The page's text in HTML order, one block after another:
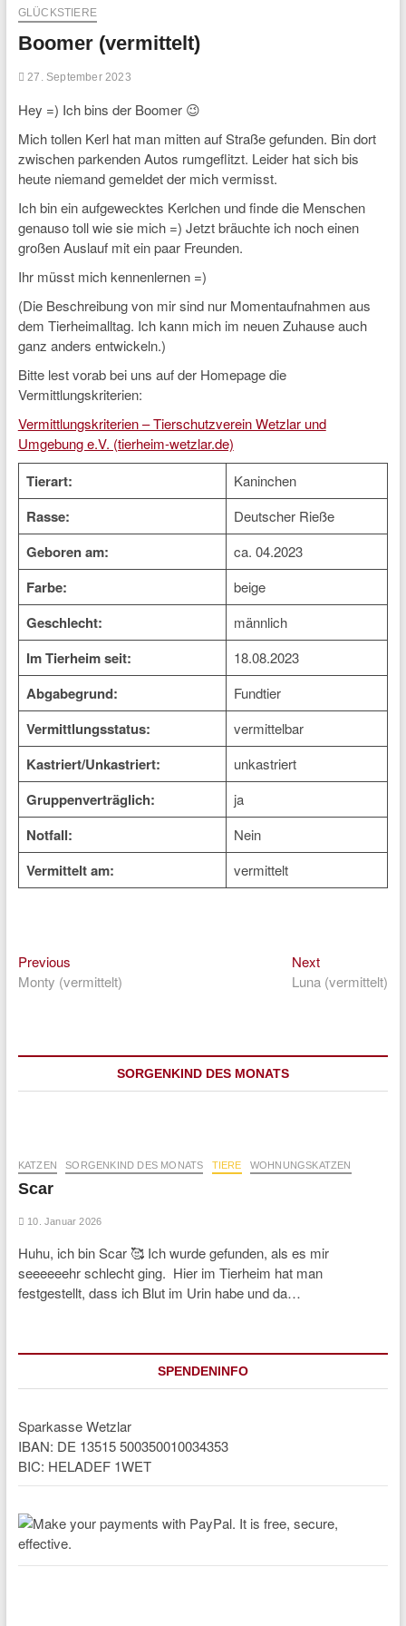
GLÜCKSTIERE
Boomer (vermittelt)
27. September 2023
Hey =) Ich bins der Boomer 😉
Mich tollen Kerl hat man mitten auf Straße gefunden. Bin dort
zwischen parkenden Autos rumgeflitzt. Leider hat sich bis
heute niemand gemeldet der mich vermisst.
Ich bin ein aufgewecktes Kerlchen und finde die Menschen
genauso toll wie sie mich =) Jetzt bräuchte ich noch einen
großen Auslauf mit ein paar Freunden.
Ihr müsst mich kennenlernen =)
(Die Beschreibung von mir sind nur Momentaufnahmen aus
dem Tierheimalltag. Ich kann mich im neuen Zuhause auch
ganz anders entwickeln.)
Bitte lest vorab bei uns auf der Homepage die
Vermittlungskriterien:
Vermittlungskriterien – Tierschutzverein Wetzlar und
Umgebung e.V. (tierheim-wetzlar.de)
Tierart: Kaninchen
Rasse: Deutscher Rieße
Geboren am: ca. 04.2023
Farbe: beige
Geschlecht: männlich
Im Tierheim seit: 18.08.2023
Abgabegrund: Fundtier
Vermittlungsstatus: vermittelbar
Kastriert/Unkastriert: unkastriert
Gruppenverträglich: ja
Notfall: Nein
Vermittelt am: vermittelt
Beitragsnavigation
PreviousPrevious
post:
Monty (vermittelt)
NextNext
post:
Luna (vermittelt)
SORGENKIND DES MONATS
KATZEN SORGENKIND DES MONATS TIERE WOHNUNGSKATZEN
Scar
10. Januar 2026
Huhu, ich bin Scar 🥰 Ich wurde gefunden, als es mir
seeeeeehr schlecht ging. Hier im Tierheim hat man
festgestellt, dass ich Blut im Urin habe und da…
SPENDENINFO
Sparkasse Wetzlar
IBAN: DE 13515 500350010034353
BIC: HELADEF 1WET